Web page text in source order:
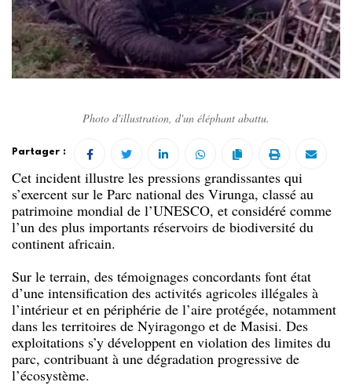
Photo d'illustration, d'un éléphant abattu.
Partager :
Cet incident illustre les pressions grandissantes qui
s’exercent sur le Parc national des Virunga, classé au
patrimoine mondial de l’UNESCO, et considéré comme
l’un des plus importants réservoirs de biodiversité du
continent africain.
Sur le terrain, des témoignages concordants font état
d’une intensification des activités agricoles illégales à
l’intérieur et en périphérie de l’aire protégée, notamment
dans les territoires de Nyiragongo et de Masisi. Des
exploitations s’y développent en violation des limites du
parc, contribuant à une dégradation progressive de
l’écosystème.